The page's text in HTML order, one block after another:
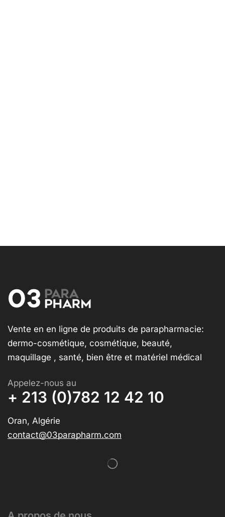
Vente en en ligne de produits de parapharmacie:
dermo-cosmétique, cosmétique, beauté,
maquillage , santé, bien être et matériel médical
Appelez-nous au
+ 213 (0)782 12 42 10
Oran, Algérie
contact@03parapharm.com